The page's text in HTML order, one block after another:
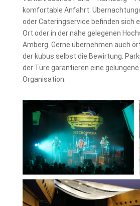
komfortable Anfahrt.
oder Cateringservice befinden sich
Ort oder in der nahe gelegenen
Amberg. Gerne übernehmen auch
der kubus selbst die Bewirtung.
der Türe garantieren eine
Organisation.